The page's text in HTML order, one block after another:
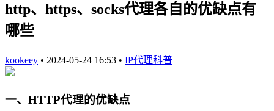
http、https、socks代理各自的优缺点有
哪些
kookeey • 2024-05-24 16:53 • IP代理科普
一、HTTP代理的优缺点